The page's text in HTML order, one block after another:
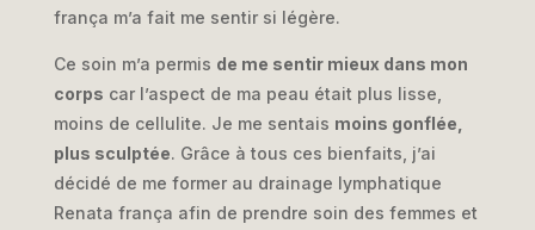
frança m’a fait me sentir si légère.
Ce soin m’a permis de me sentir mieux dans mon
corps car l’aspect de ma peau était plus lisse,
moins de cellulite. Je me sentais moins gonflée,
plus sculptée. Grâce à tous ces bienfaits, j’ai
décidé de me former au drainage lymphatique
Renata frança afin de prendre soin des femmes et